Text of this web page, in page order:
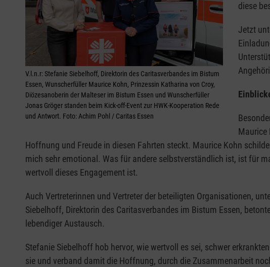
V.l.n.r: Stefanie Siebelhoff, Direktorin des Caritasverbandes im Bistum
Essen, Wunscherfüller Maurice Kohn, Prinzessin Katharina von Croy,
Diözesanoberin der Malteser im Bistum Essen und Wunscherfüller
Jonas Gröger standen beim Kick-off-Event zur HWK-Kooperation Rede
und Antwort. Foto: Achim Pohl / Caritas Essen
diese
Jetzt
Maurice
Hoffnung und Freude in diesen Fahrten steckt. Maurice Kohn
mich sehr emotional. Was für andere selbstverständlich ist, ist für
wertvoll dieses Engagement ist.
Auch Vertreterinnen und Vertreter der beteiligten Organisationen,
Siebelhoff, Direktorin des Caritasverbandes im Bistum Essen,
lebendiger Austausch.
Stefanie Siebelhoff hob hervor, wie wertvoll es sei, schwer
sie und verband damit die Hoffnung, durch die Zusammenarbeit